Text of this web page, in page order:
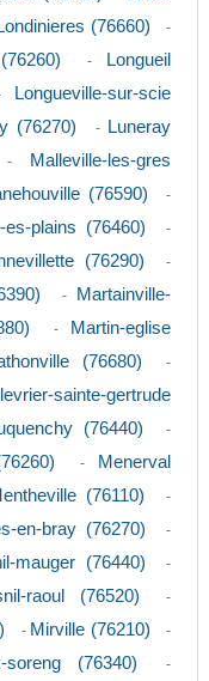
(76660) -
-
Longueil
Longueville-sur-scie
(76270) - Luneray
Malleville-les-gres
(76590) -
es-plains (76460) -
(76290) -
-
Martainville-
-
Martin-eglise
(76680) -
sainte-gertrude
(76440) -
-
Menerval
(76110) -
en-bray (76270) -
mauger (76440) -
raoul (76520) -
- Mirville (76210) -
soreng (76340) -